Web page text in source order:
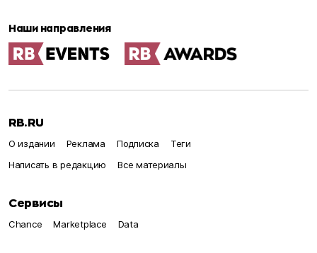
Наши направления
RB.RU
О издании Реклама Подписка
Теги
Написать в редакцию
Все материалы
Сервисы
Chance Marketplace Data